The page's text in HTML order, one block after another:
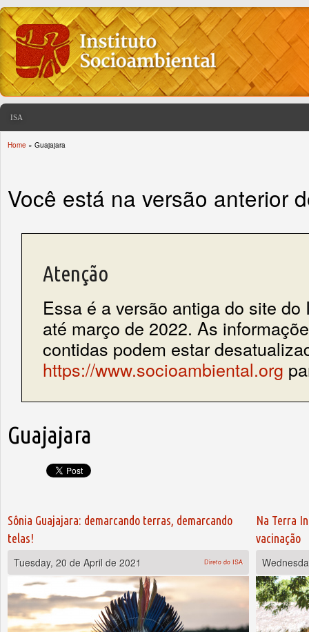
ISA
Home » Guajajara
Você está na versão anterior
Atenção
Essa é a versão antiga do site do
até março de 2022. As
contidas podem estar
https://www.socioambiental.org
Guajajara
Sônia Guajajara: demarcando terras, demarcando
telas!
Tuesday, 20 de April de 2021
Direto do ISA
Na Terra
vacinação
Pages